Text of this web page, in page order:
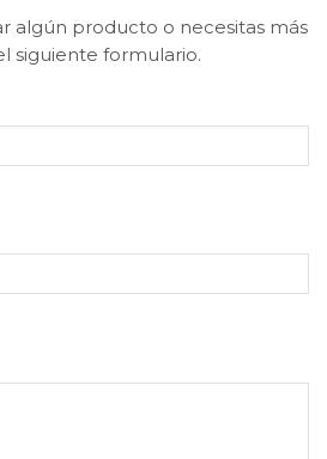
algún producto o necesitas más
siguiente formulario.